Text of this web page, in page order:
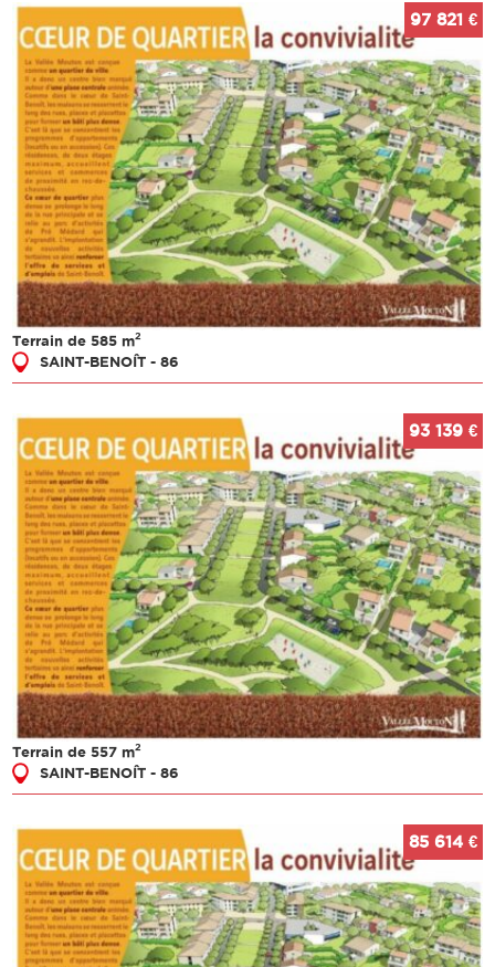
Terrain de 585 m2
SAINT-BENOÎT - 86
97 821 €
Terrain de 557 m2
SAINT-BENOÎT - 86
93 139 €
85 614 €